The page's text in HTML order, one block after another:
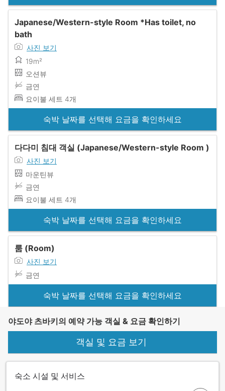
Japanese/Western-style Room *Has toilet, no
bath
사진 보기
19m²
오션뷰
금연
요이불 세트 4개
숙박 날짜를 선택해 요금을 확인하세요
다다미 침대 객실 (Japanese/Western-style Room )
사진 보기
마운틴뷰
금연
요이불 세트 4개
숙박 날짜를 선택해 요금을 확인하세요
룸 (Room)
사진 보기
금연
숙박 날짜를 선택해 요금을 확인하세요
야도야 츠바키의 예약 가능 객실 & 요금 확인하기
객실 및 요금 보기
숙소 시설 및 서비스